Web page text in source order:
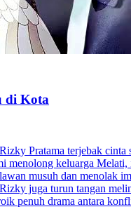
di Kota
Pratama terjebak cinta
menolong keluarga Melati,
musuh dan menolak
juga turun tangan
penuh drama antara